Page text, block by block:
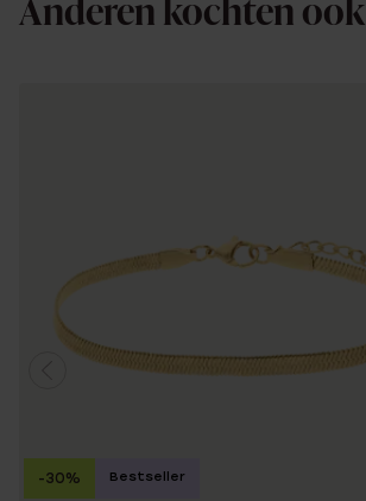
Anderen kochten ook
-30% Bestseller